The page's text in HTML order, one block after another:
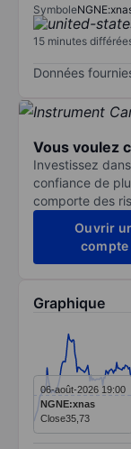
Symbole
15 minutes
Données
Vous voulez
Investissez
confiance de
comporte des
Ouvrir
compte
Graphique
Line chart
The chart
The chart
06-août-2026 19:00
NGNE:xnas
Close35,73